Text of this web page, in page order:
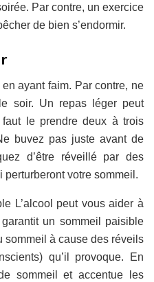
Par contre, un exercice
de bien s’endormir.
ayant faim. Par contre, ne
soir. Un repas léger peut
le prendre deux à trois
buvez pas juste avant de
d’être réveillé par des
perturberont votre sommeil.
L’alcool peut vous aider à
un sommeil paisible
sommeil à cause des réveils
qu’il provoque. En
sommeil et accentue les